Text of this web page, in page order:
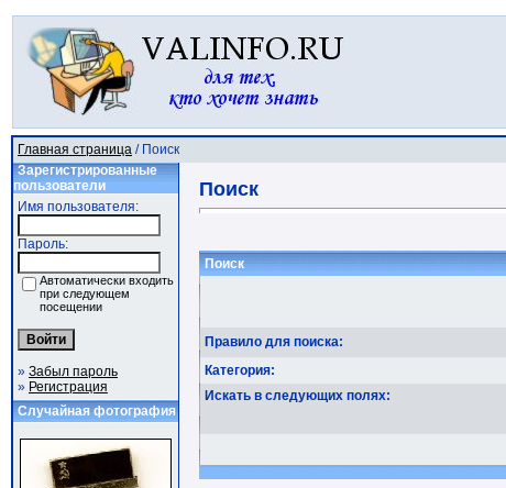
Главная страница / Поиск
Зарегистрированные
пользователи
Имя пользователя:
Пароль:
Автоматически входить
при следующем
посещении
» Забыл пароль
» Регистрация
Случайная фотография
Поиск
Поиск
Правило для поиска:
Категория:
Искать в следующих полях: